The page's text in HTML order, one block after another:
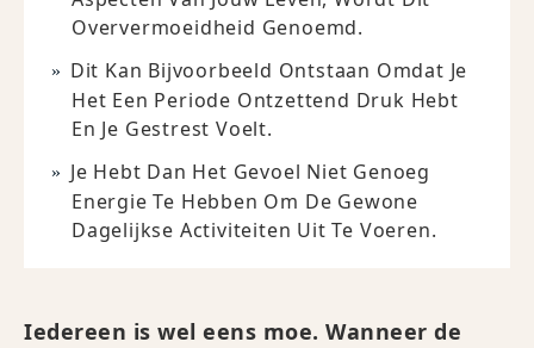
Oververmoeidheid Genoemd.
Dit Kan Bijvoorbeeld Ontstaan Omdat Je
Het Een Periode Ontzettend Druk Hebt
En Je Gestrest Voelt.
Je Hebt Dan Het Gevoel Niet Genoeg
Energie Te Hebben Om De Gewone
Dagelijkse Activiteiten Uit Te Voeren.
Iedereen is wel eens moe. Wanneer de